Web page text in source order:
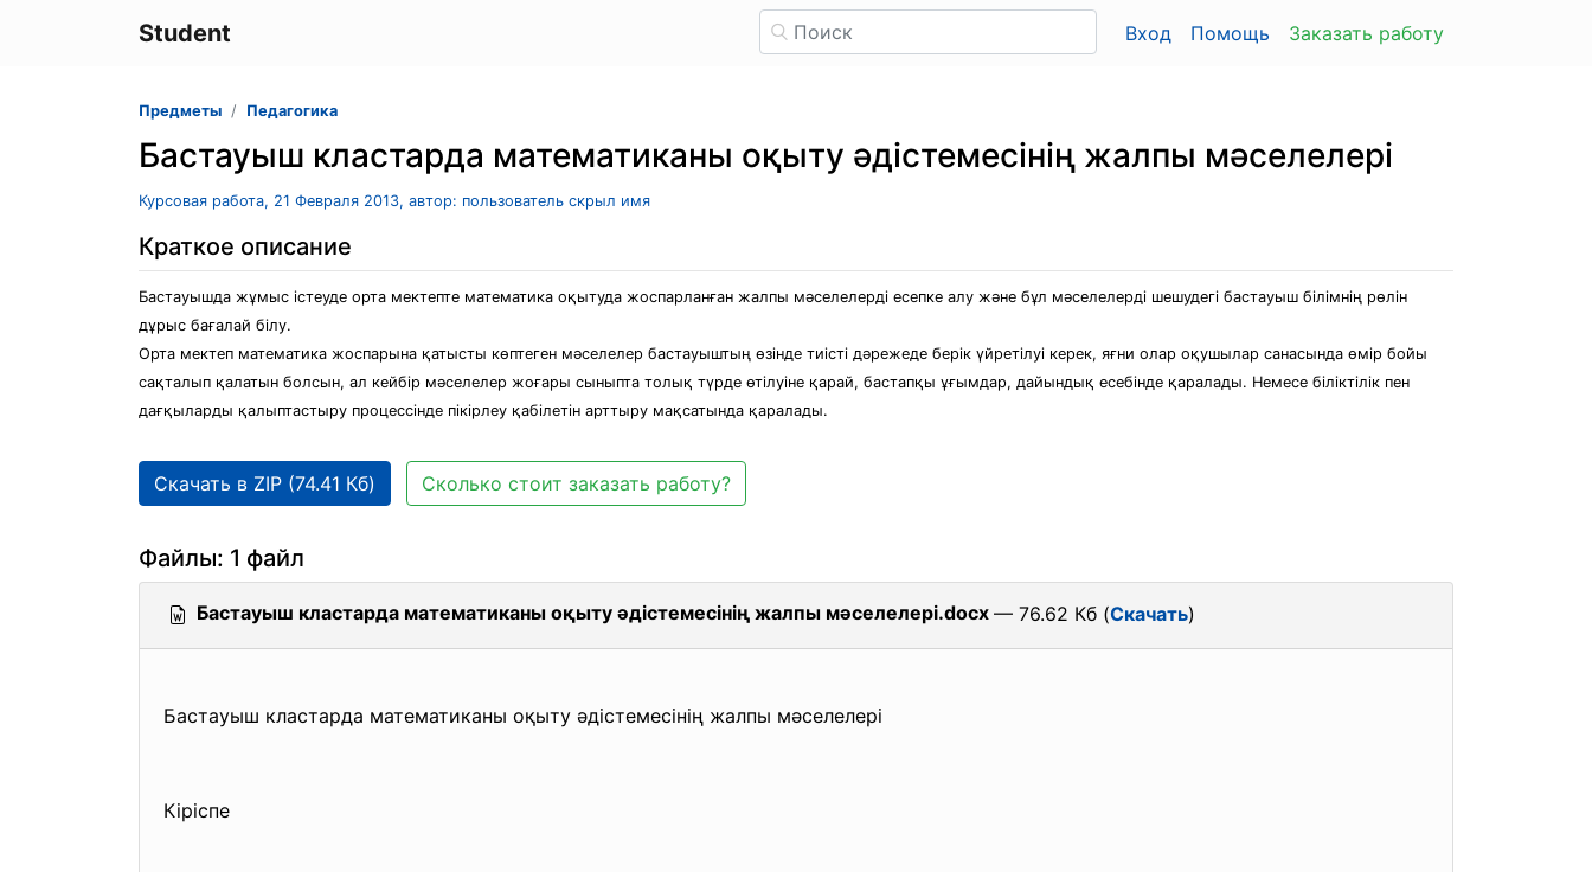
Student Вход Помощь Заказать работу
Предметы Педагогика
Бастауыш кластарда математиканы оқыту әдістемесінің жалпы мәселелері
Курсовая работа, 21 Февраля 2013, автор: пользователь скрыл имя
Краткое описание
Бастауышда жұмыс істеуде орта мектепте математика оқытуда жоспарланған жалпы мәселелерді есепке алу және бұл мәселелерді шешудегі бастауыш білімнің рөлін
дұрыс бағалай білу.
Орта мектеп математика жоспарына қатысты көптеген мәселелер бастауыштың өзінде тиісті дәрежеде берік үйретілуі керек, яғни олар оқушылар санасында өмір бойы
сақталып қалатын болсын, ал кейбір мәселелер жоғары сыныпта толық түрде өтілуіне қарай, бастапқы ұғымдар, дайындық есебінде қаралады. Немесе біліктілік пен
дағқыларды қалыптастыру процессінде пікірлеу қабілетін арттыру мақсатында қаралады.
Скачать в ZIP (74.41 Кб) Сколько стоит заказать работу?
Файлы: 1 файл
Бастауыш кластарда математиканы оқыту әдістемесінің жалпы мәселелері.docx — 76.62 Кб (Скачать)
Бастауыш кластарда математиканы оқыту әдістемесінің жалпы мәселелері
Кіріспе